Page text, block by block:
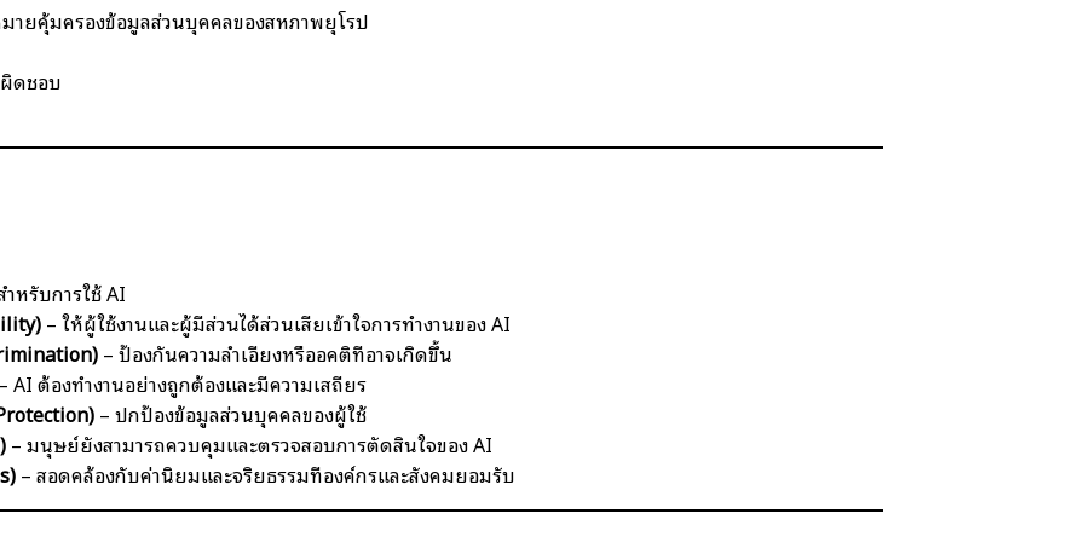
ายคุ้มครองข้อมูลส่วนบุคคลของสหภาพยุโรป
ดชอบ
หรับการใช้ AI
– ให้ผู้ใช้งานและผู้มีส่วนได้ส่วนเสียเข้าใจการทำงานของ AI
– ป้องกันความลำเอียงหรืออคติที่อาจเกิดขึ้น
AI ต้องทำงานอย่างถูกต้องและมีความเสถียร
– ปกป้องข้อมูลส่วนบุคคลของผู้ใช้
– มนุษย์ยังสามารถควบคุมและตรวจสอบการตัดสินใจของ AI
– สอดคล้องกับค่านิยมและจริยธรรมที่องค์กรและสังคมยอมรับ